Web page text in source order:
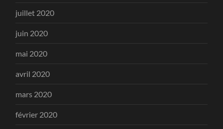
juillet 2020
juin 2020
mai 2020
avril 2020
mars 2020
février 2020